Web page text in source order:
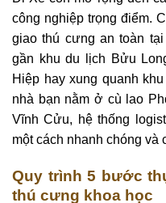
công nghiệp trọng điểm.
giao thú cưng an toàn
gần khu du lịch Bửu
Hiệp hay xung quanh
nhà bạn nằm ở cù lao
Vĩnh Cửu, hệ thống
một cách nhanh chóng và
Quy trình 5 bước
thú cưng khoa học